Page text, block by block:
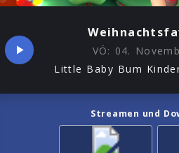
VÖ: 04.
Little Baby Bum
Streamen und